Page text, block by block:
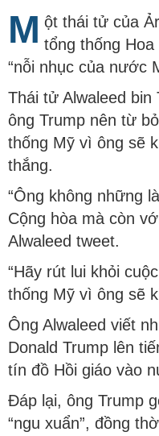
M ột thái tử của
tổng thống
“nỗi nhục của nước
Thái tử Alwaleed bin
ông Trump nên từ
thống Mỹ vì ông sẽ
thắng.
“Ông không những
Cộng hòa mà còn
Alwaleed tweet.
“Hãy rút lui khỏi
thống Mỹ vì ông sẽ
Ông Alwaleed viết
Donald Trump lên
tín đồ Hồi giáo vào
Đáp lại, ông Trump
“ngu xuẩn”, đồng